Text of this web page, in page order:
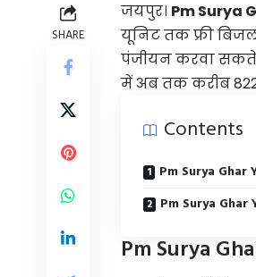
SHARE
जयपुर। Pm Surya
यूनिट तक फ्री
पंजीयन करवा सकते
में अब तक करीब
Contents
Pm Surya
Pm Surya
Pm Surya